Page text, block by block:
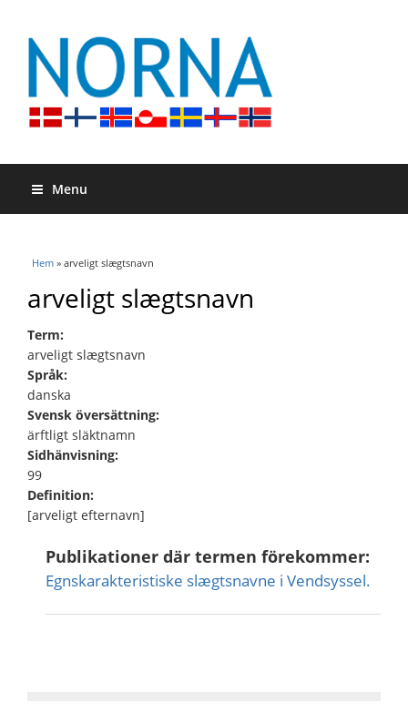
Menu
Du är här
Hem » arveligt slægtsnavn
arveligt slægtsnavn
Term:
arveligt slægtsnavn
Språk:
danska
Svensk översättning:
ärftligt släktnamn
Sidhänvisning:
99
Definition:
[arveligt efternavn]
Publikationer där termen förekommer:
Egnskarakteristiske slægtsnavne i Vendsyssel.